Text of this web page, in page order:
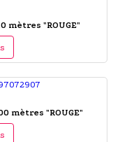
"ROUGE"
mètres "ROUGE"